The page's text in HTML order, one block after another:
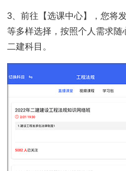
3、前往【选课中心】，您将
等多样选择，按照个人需求
二建科目。